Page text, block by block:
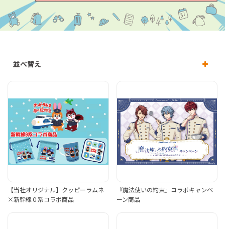
並べ替え
【当社オリジナル】クッピーラムネ
×新幹線０系コラボ商品
『魔法使いの約束』コラボキャンペ
ーン商品